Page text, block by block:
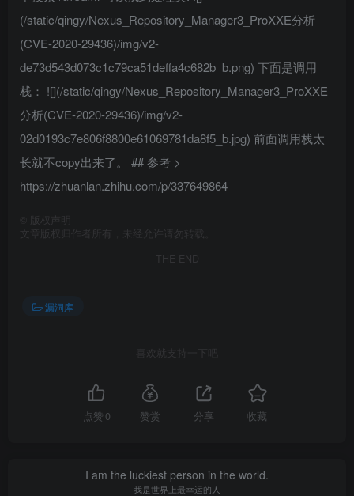
(/static/qingy/Nexus_Repository_Manager3_ProXXE分析
(CVE-2020-29436)/img/v2-
de73d543d073c1c79ca51deffa4c682b_b.png) 下面是调用
栈： ![](/static/qingy/Nexus_Repository_Manager3_ProXXE
分析(CVE-2020-29436)/img/v2-
02d0193c7e806f8800e61069781da8f5_b.jpg) 前面调用栈太
长就不copy出来了。 ## 参考 >
https://zhuanlan.zhihu.com/p/337649864
版权声明
文章版权归作者所有，未经允许请勿转载。
THE END
漏洞库
喜欢就支持一下吧
点赞 0 赞赏 分享 收藏
I am the luckiest person in the world.
我是世界上最幸运的人